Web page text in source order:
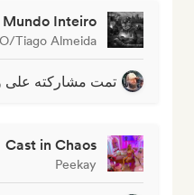
Mundo Inteiro
Tiago Almeida
تمت مشاركته على
Cast in Chaos
Peekay